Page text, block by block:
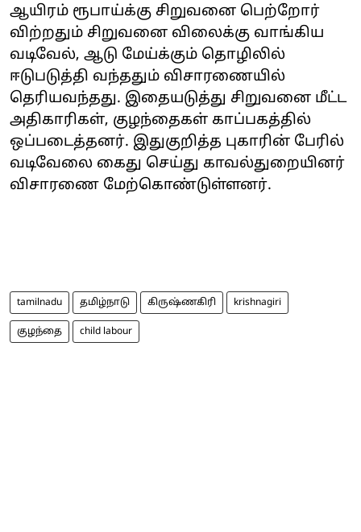
ஆயிரம் ரூபாய்க்கு சிறுவனை பெற்றோர்
விற்றதும் சிறுவனை விலைக்கு வாங்கிய
வடிவேல், ஆடு மேய்க்கும் தொழிலில்
ஈடுபடுத்தி வந்ததும் விசாரணையில்
தெரியவந்தது. இதையடுத்து சிறுவனை மீட்ட
அதிகாரிகள், குழந்தைகள் காப்பகத்தில்
ஒப்படைத்தனர். இதுகுறித்த புகாரின் பேரில்
வடிவேலை கைது செய்து காவல்துறையினர்
விசாரணை மேற்கொண்டுள்ளனர்.
tamilnadu தமிழ்நாடு கிருஷ்ணகிரி krishnagiri
குழந்தை child labour